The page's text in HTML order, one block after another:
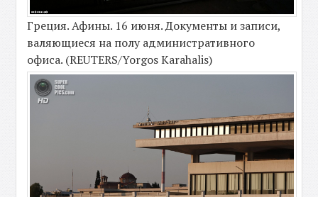
Греция. Афины. 16 июня. Документы и записи,
валяющиеся на полу административного
офиса. (REUTERS/Yorgos Karahalis)